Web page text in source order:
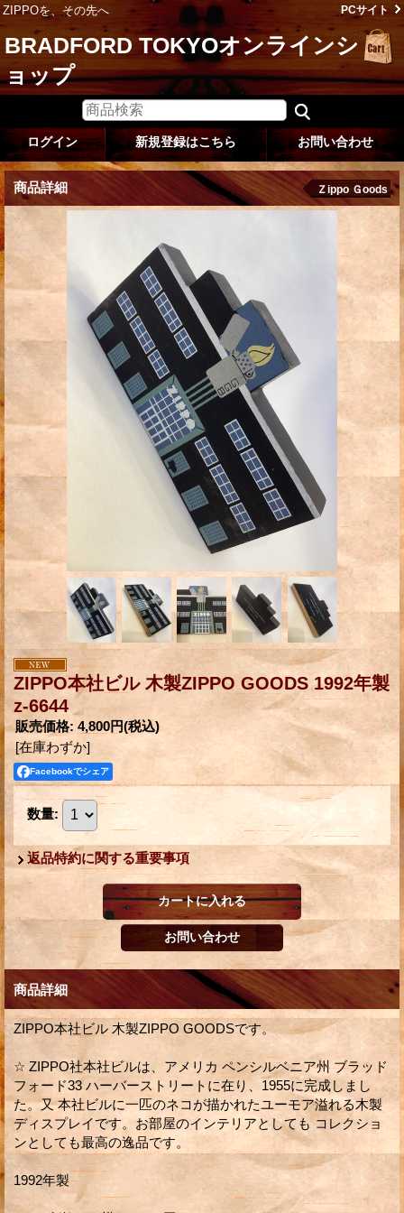
ZIPPOを、その先へ PCサイト
BRADFORD TOKYOオンラインシ
ョップ
ログイン 新規登録はこちら お問い合わせ
商品詳細 Ｚippo Ｇoods
ZIPPO本社ビル 木製ZIPPO GOODS 1992年製
z-6644
販売価格: 4,800円(税込)
[在庫わずか]
Facebookでシェア
数量:
返品特約に関する重要事項
商品詳細
ZIPPO本社ビル 木製ZIPPO GOODSです。
☆ ZIPPO社本社ビルは、アメリカ ペンシルベニア州 ブラッド
フォード33 ハーバーストリートに在り、1955に完成しまし
た。又 本社ビルに一匹のネコが描かれたユーモア溢れる木製
ディスプレイです。お部屋のインテリアとしても コレクショ
ンとしても最高の逸品です。
1992年製